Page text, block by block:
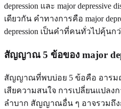
depression และ major depressive
เดียวกัน คำทางการคือ major
depression เป็นคำที่คนทั่วไปคุ้นก
สัญญาณ 5 ข้อของ major
สัญญาณที่พบบ่อย 5 ข้อคือ อารม
เสียความสนใจ การเปลี่ยนแปล
ลำบาก สัญญาณอื่น ๆ อาจรวมถึง